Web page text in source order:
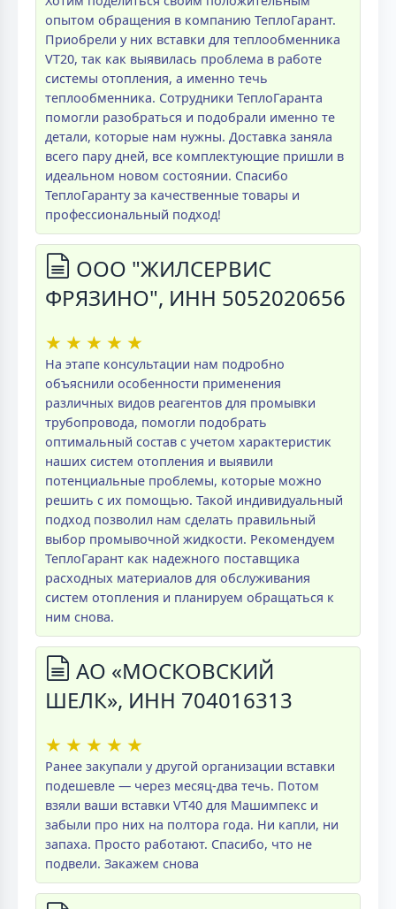
опытом обращения в компанию ТеплоГарант.
Приобрели у них вставки для теплообменника
VT20, так как выявилась проблема в работе
системы отопления, а именно течь
теплообменника. Сотрудники ТеплоГаранта
помогли разобраться и подобрали именно те
детали, которые нам нужны. Доставка заняла
всего пару дней, все комплектующие пришли в
идеальном новом состоянии. Спасибо
ТеплоГаранту за качественные товары и
профессиональный подход!
ООО "ЖИЛСЕРВИС
ФРЯЗИНО", ИНН 5052020656
★ ★ ★ ★ ★
На этапе консультации нам подробно
объяснили особенности применения
различных видов реагентов для промывки
трубопровода, помогли подобрать
оптимальный состав с учетом характеристик
наших систем отопления и выявили
потенциальные проблемы, которые можно
решить с их помощью. Такой индивидуальный
подход позволил нам сделать правильный
выбор промывочной жидкости. Рекомендуем
ТеплоГарант как надежного поставщика
расходных материалов для обслуживания
систем отопления и планируем обращаться к
ним снова.
АО «МОСКОВСКИЙ
ШЕЛК», ИНН 704016313
★ ★ ★ ★ ★
Ранее закупали у другой организации вставки
подешевле — через месяц-два течь. Потом
взяли ваши вставки VT40 для Машимпекс и
забыли про них на полтора года. Ни капли, ни
запаха. Просто работают. Спасибо, что не
подвели. Закажем снова